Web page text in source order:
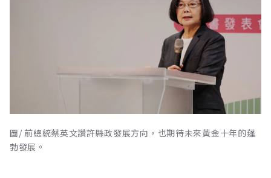
圖/ 前總統蔡英文讚許縣政發展方向，也期待未來黃金十年的蓬
勃發展。